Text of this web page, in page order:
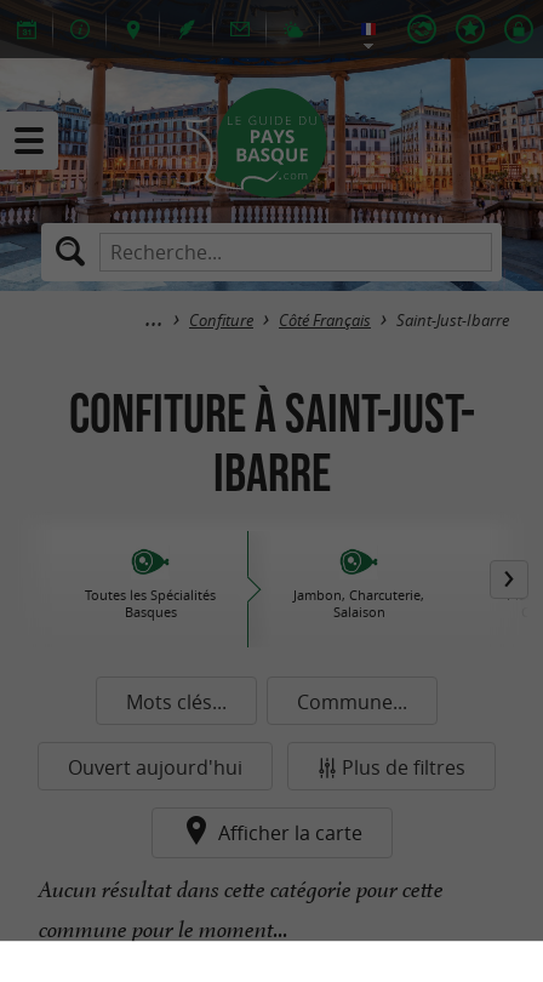
Confiture Côté Français Saint-Just-Ibarre
Confiture à Saint-Just-
Ibarre
Toutes les Spécialités
Basques
Jambon, Charcuterie,
Salaison
Plats
Mots clés... Commune...
Ouvert aujourd'hui Plus de filtres
Afficher la carte
Aucun résultat dans cette catégorie pour cette
commune pour le moment...